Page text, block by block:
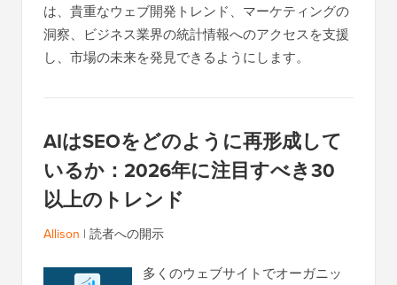
は、貴重なウェブ開発トレンド、マーケティングの
洞察、ビジネス業界の統計情報へのアクセスを支援
し、市場の未来を発見できるようにします。
AIはSEOをどのように再形成して
いるか：2026年に注目すべき30
以上のトレンド
Allison | 読者への開示
多くのウェブサイトでオーガニッ